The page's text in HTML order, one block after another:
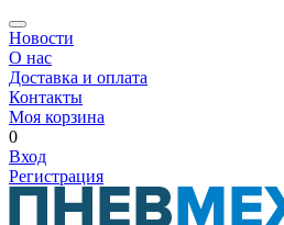
Новости
О нас
Доставка и оплата
Контакты
Моя корзина
0
Вход
Регистрация